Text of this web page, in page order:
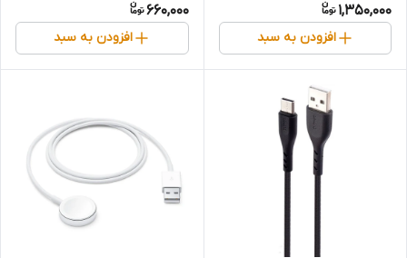
1,350,000
افزودن به سبد
660,000
افزودن به سبد